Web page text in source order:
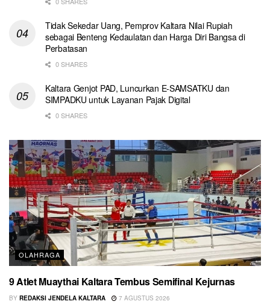
Tidak Sekedar Uang, Pemprov Kaltara Nilai Rupiah
sebagai Benteng Kedaulatan dan Harga Diri Bangsa di
Perbatasan
0 SHARES
Kaltara Genjot PAD, Luncurkan E-SAMSATKU dan
SIMPADKU untuk Layanan Pajak Digital
0 SHARES
OLAHRAGA
9 Atlet Muaythai Kaltara Tembus Semifinal Kejurnas
BY REDAKSI JENDELA KALTARA 7 AGUSTUS 2026